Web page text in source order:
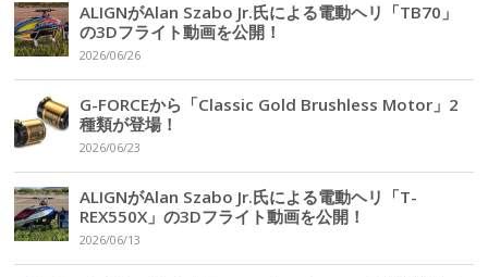
ALIGNがAlan Szabo Jr.氏による電動ヘリ「TB70」
の3Dフライト動画を公開！
2026/06/26
G-FORCEから「Classic Gold Brushless Motor」2
種類が登場！
2026/06/23
ALIGNがAlan Szabo Jr.氏による電動ヘリ「T-
REX550X」の3Dフライト動画を公開！
2026/06/13